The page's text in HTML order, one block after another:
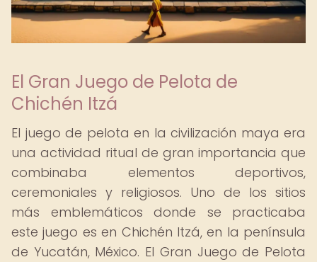
El Gran Juego de Pelota de
Chichén Itzá
El juego de pelota en la civilización maya era
una actividad ritual de gran importancia que
combinaba elementos deportivos,
ceremoniales y religiosos. Uno de los sitios
más emblemáticos donde se practicaba
este juego es en Chichén Itzá, en la península
de Yucatán, México. El Gran Juego de Pelota